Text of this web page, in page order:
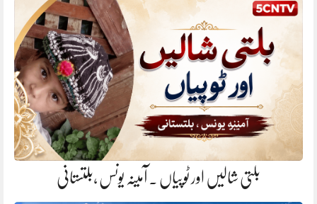
بلتی شالیں اور ٹوپیاں . آمینہ یونس ،بلتستانی